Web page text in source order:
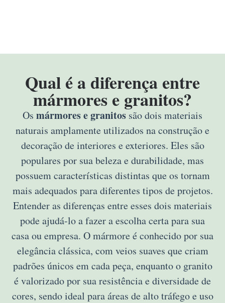
Qual é a diferença entre
mármores e granitos?
Os mármores e granitos são dois materiais
naturais amplamente utilizados na construção e
decoração de interiores e exteriores. Eles são
populares por sua beleza e durabilidade, mas
possuem características distintas que os tornam
mais adequados para diferentes tipos de projetos.
Entender as diferenças entre esses dois materiais
pode ajudá-lo a fazer a escolha certa para sua
casa ou empresa. O mármore é conhecido por sua
elegância clássica, com veios suaves que criam
padrões únicos em cada peça, enquanto o granito
é valorizado por sua resistência e diversidade de
cores, sendo ideal para áreas de alto tráfego e uso